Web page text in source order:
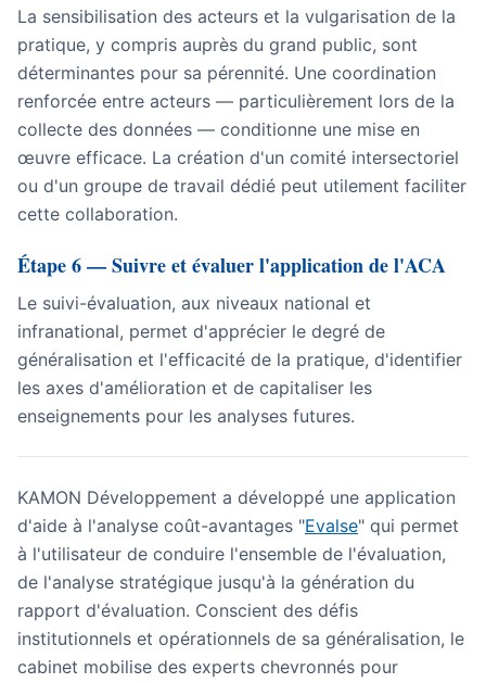
La sensibilisation des acteurs et la vulgarisation de la
pratique, y compris auprès du grand public, sont
déterminantes pour sa pérennité. Une coordination
renforcée entre acteurs — particulièrement lors de la
collecte des données — conditionne une mise en
œuvre efficace. La création d'un comité intersectoriel
ou d'un groupe de travail dédié peut utilement faciliter
cette collaboration.
Étape 6 — Suivre et évaluer l'application de l'ACA
Le suivi-évaluation, aux niveaux national et
infranational, permet d'apprécier le degré de
généralisation et l'efficacité de la pratique, d'identifier
les axes d'amélioration et de capitaliser les
enseignements pour les analyses futures.
KAMON Développement a développé une application
d'aide à l'analyse coût-avantages "Evalse" qui permet
à l'utilisateur de conduire l'ensemble de l'évaluation,
de l'analyse stratégique jusqu'à la génération du
rapport d'évaluation. Conscient des défis
institutionnels et opérationnels de sa généralisation, le
cabinet mobilise des experts chevronnés pour